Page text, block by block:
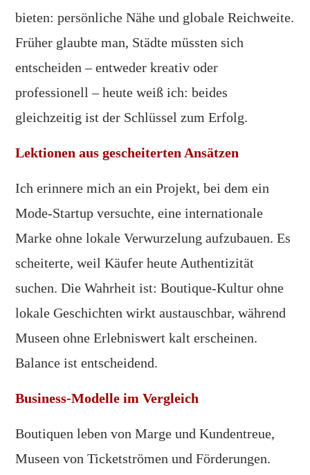
bieten: persönliche Nähe und globale Reichweite.
Früher glaubte man, Städte müssten sich
entscheiden – entweder kreativ oder
professionell – heute weiß ich: beides
gleichzeitig ist der Schlüssel zum Erfolg.
Lektionen aus gescheiterten Ansätzen
Ich erinnere mich an ein Projekt, bei dem ein
Mode-Startup versuchte, eine internationale
Marke ohne lokale Verwurzelung aufzubauen. Es
scheiterte, weil Käufer heute Authentizität
suchen. Die Wahrheit ist: Boutique-Kultur ohne
lokale Geschichten wirkt austauschbar, während
Museen ohne Erlebniswert kalt erscheinen.
Balance ist entscheidend.
Business-Modelle im Vergleich
Boutiquen leben von Marge und Kundentreue,
Museen von Ticketströmen und Förderungen.